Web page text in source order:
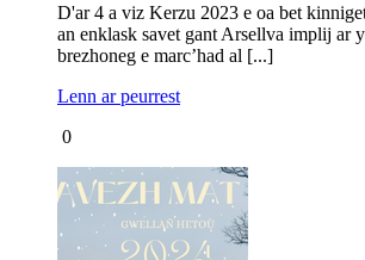
D'ar 4 a viz Kerzu 2023 e oa bet
an enklask savet gant Arsellva implij ar
brezhoneg e marc’had al [...]
Lenn ar peurrest
0